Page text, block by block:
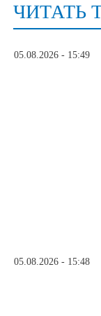
ЧИТАТЬ
05.08.2026 - 15:49
05.08.2026 - 15:48